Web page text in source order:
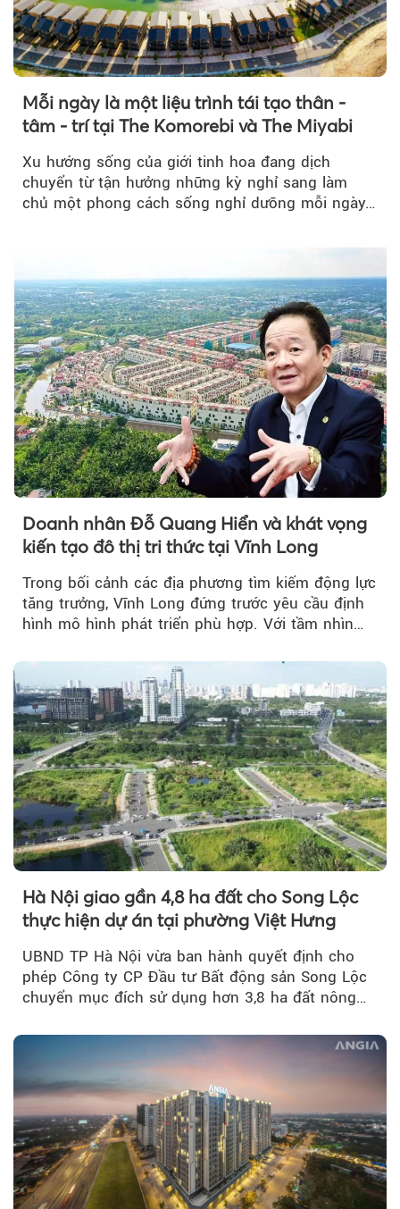
Mỗi ngày là một liệu trình tái tạo thân -
tâm - trí tại The Komorebi và The Miyabi
Xu hướng sống của giới tinh hoa đang dịch
chuyển từ tận hưởng những kỳ nghỉ sang làm
chủ một phong cách sống nghỉ dưỡng mỗi ngày…
Doanh nhân Đỗ Quang Hiển và khát vọng
kiến tạo đô thị tri thức tại Vĩnh Long
Trong bối cảnh các địa phương tìm kiếm động lực
tăng trưởng, Vĩnh Long đứng trước yêu cầu định
hình mô hình phát triển phù hợp. Với tầm nhìn
Hà Nội giao gần 4,8 ha đất cho Song Lộc
thực hiện dự án tại phường Việt Hưng
UBND TP Hà Nội vừa ban hành quyết định cho
phép Công ty CP Đầu tư Bất động sản Song Lộc
chuyển mục đích sử dụng hơn 3,8 ha đất nông